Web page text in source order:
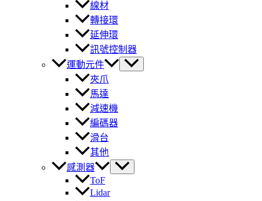
線材
轉接環
延伸環
訊號控制器
運動元件
夾爪
馬達
減速機
編碼器
滑台
其他
感測器
ToF
Lidar